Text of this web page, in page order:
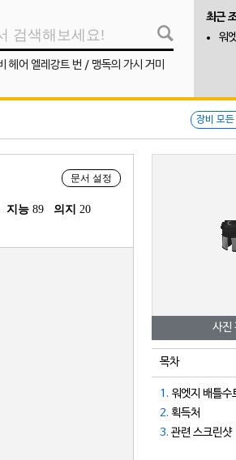
헤어 엘레강트 번 / 맹독의 가시 거미
최근
워
장비 모
문서 설정
지능 89 의지 20
사진
목차
1. 워엣지 배틀수
2. 획득처
3. 관련 스크린샷